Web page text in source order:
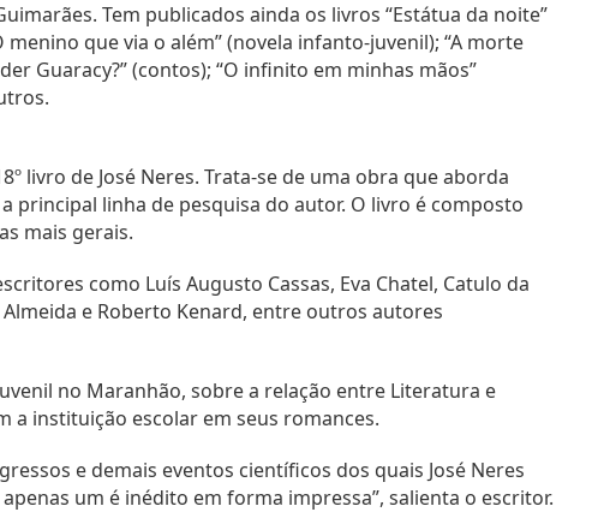
Tem publicados ainda os livros “Estátua da noite”
menino que via o além” (novela infanto-juvenil); “A morte
Guaracy?” (contos); “O infinito em minhas mãos”
livro de José Neres. Trata-se de uma obra que aborda
principal linha de pesquisa do autor. O livro é composto
mais gerais.
como Luís Augusto Cassas, Eva Chatel, Catulo da
Almeida e Roberto Kenard, entre outros autores
no Maranhão, sobre a relação entre Literatura e
instituição escolar em seus romances.
e demais eventos científicos dos quais José Neres
um é inédito em forma impressa”, salienta o escritor.